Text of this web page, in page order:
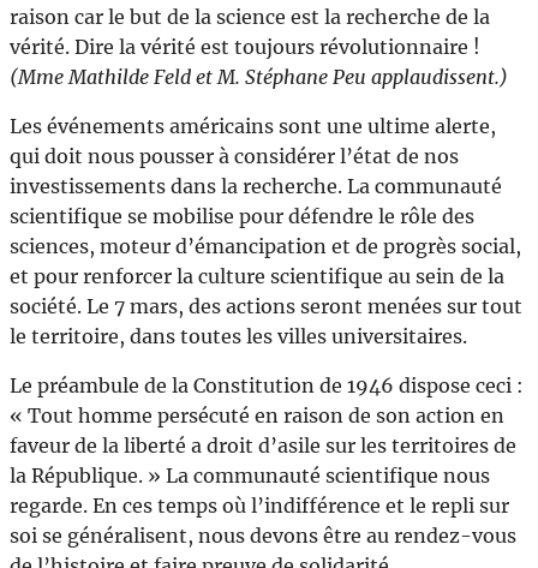
raison car le but de la science est la recherche de la
vérité. Dire la vérité est toujours révolutionnaire !
(Mme Mathilde Feld et M. Stéphane Peu applaudissent.)
Les événements américains sont une ultime alerte,
qui doit nous pousser à considérer l’état de nos
investissements dans la recherche. La communauté
scientifique se mobilise pour défendre le rôle des
sciences, moteur d’émancipation et de progrès social,
et pour renforcer la culture scientifique au sein de la
société. Le 7 mars, des actions seront menées sur tout
le territoire, dans toutes les villes universitaires.
Le préambule de la Constitution de 1946 dispose ceci :
« Tout homme persécuté en raison de son action en
faveur de la liberté a droit d’asile sur les territoires de
la République. » La communauté scientifique nous
regarde. En ces temps où l’indifférence et le repli sur
soi se généralisent, nous devons être au rendez-vous